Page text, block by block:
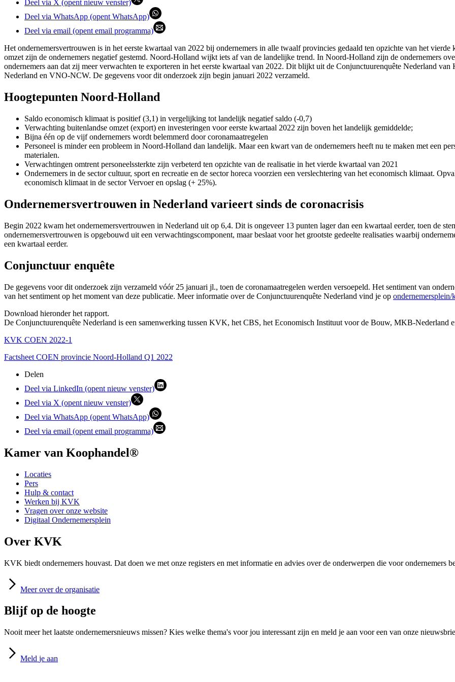
Deel via X (opent nieuw venster)
Deel via WhatsApp (opent WhatsApp)
Deel via email (opent email programma)
Het ondernemersvertrouwen is in het eerste kwartaal van 2022 bij ondernemers in alle twaalf provincies gedaald ten opzichte van het
omzet zijn de ondernemers negatief gestemd. Noord-Holland wijkt iets af van de landelijke trend. In Noord-Holland zijn de ondernemers
ondernemers aan dat zij meer verwachten te exporteren in het eerste kwartaal van 2022. Dit blijkt uit de Conjunctuurenquête Nederland
Nederland en VNO-NCW. De gegevens voor dit onderzoek zijn begin januari 2022 verzameld.
Hoogtepunten Noord-Holland
Saldo economisch klimaat is positief (3,1) in vergelijking tot landelijk negatief saldo (-0,7)
Verwachting buitenlandse omzet (export) en investeringen voor eerste kwartaal 2022 zijn boven het landelijk gemiddelde;
Bijna één op de vijf ondernemers wordt belemmerd door coronamaatregelen
Personeel is minder een probleem in Noord-Holland dan landelijk. Maar een kwart van de ondernemers heeft nu te maken met een
materialen.
Verwachtingen omtrent personeelssterkte zijn verbeterd ten opzichte van de realisatie in het vierde kwartaal van 2021
Ondernemers in de sector cultuur, sport en recreatie en de sector horeca voorzien een verslechtering van het economisch klimaat.
economisch klimaat in de sector Vervoer en opslag (+ 25%).
Ondernemersvertrouwen in Nederland varieert sinds de coronacrisis
Begin 2022 kwam het ondernemersvertrouwen in Nederland uit op 6,4. Dit is ongeveer 13 punten lager dan een kwartaal eerder, toen de
ondernemersvertrouwen is opgebouwd uit een verwachtingscomponent, maar beslaat voor het grootste gedeelte realisaties waarbij
een kwartaal eerder.
Conjunctuur enquête
De gegevens voor dit onderzoek zijn verzameld vóór 25 januari jl., toen de coronamaatregelen werden versoepeld. Het sentiment van
van het sentiment op het moment van deze publicatie. Meer informatie over de Conjunctuurenquête Nederland vind je op
Download hieronder het rapport.
De Conjunctuurenquête Nederland is een samenwerking tussen KVK, het CBS, het Economisch Instituut voor de Bouw, MKB-Nederland
KVK COEN 2022-1
Factsheet COEN provincie Noord-Holland Q1 2022
Delen
Deel via LinkedIn (opent nieuw venster)
Deel via X (opent nieuw venster)
Deel via WhatsApp (opent WhatsApp)
Deel via email (opent email programma)
Kamer van Koophandel®
Locaties
Pers
Hulp & contact
Werken bij KVK
Vragen over onze website
Digitaal Ondernemersplein
Over KVK
KVK biedt ondernemers houvast. Dat doen we met onze registers en met informatie en advies over de onderwerpen die voor ondernemers
Meer over de organisatie
Blijf op de hoogte
Nooit meer het laatste ondernemersnieuws missen? Kies welke thema's voor jou interessant zijn en meld je aan voor een van onze
Meld je aan